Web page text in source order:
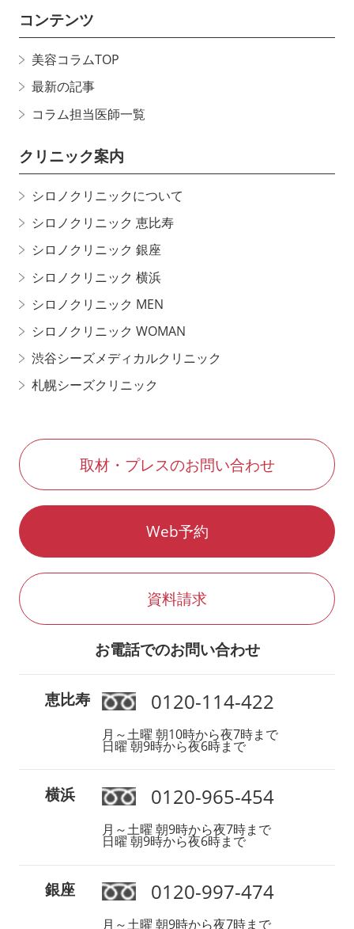
コンテンツ
美容コラムTOP
最新の記事
コラム担当医師一覧
クリニック案内
シロノクリニックについて
シロノクリニック 恵比寿
シロノクリニック 銀座
シロノクリニック 横浜
シロノクリニック MEN
シロノクリニック WOMAN
渋谷シーズメディカルクリニック
札幌シーズクリニック
取材・プレスのお問い合わせ
Web予約
資料請求
お電話でのお問い合わせ
恵比寿 0120-114-422
月～土曜 朝10時から夜7時まで
日曜 朝9時から夜6時まで
横浜 0120-965-454
月～土曜 朝9時から夜7時まで
日曜 朝9時から夜6時まで
銀座 0120-997-474
月～土曜 朝9時から夜7時まで